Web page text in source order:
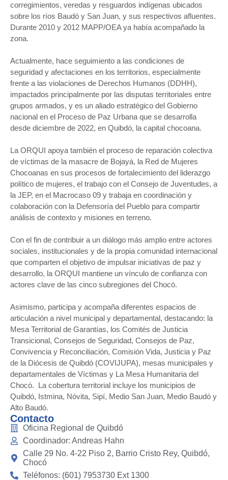
corregimientos, veredas y resguardos indígenas ubicados
sobre los ríos Baudó y San Juan, y sus respectivos afluentes.
Durante 2010 y 2012 MAPP/OEA ya había acompañado la
zona.
Actualmente, hace seguimiento a las condiciones de
seguridad y afectaciones en los territorios, especialmente
frente a las violaciones de Derechos Humanos (DDHH),
impactados principalmente por las disputas territoriales entre
grupos armados, y es un aliado estratégico del Gobierno
nacional en el Proceso de Paz Urbana que se desarrolla
desde diciembre de 2022, en Quibdó, la capital chocoana.
La ORQUI apoya también el proceso de reparación colectiva
de víctimas de la masacre de Bojayá, la Red de Mujeres
Chocoanas en sus procesos de fortalecimiento del liderazgo
político de mujeres, el trabajo con el Consejo de Juventudes, a
la JEP, en el Macrocaso 09 y trabaja en coordinación y
colaboración con la Defensoría del Pueblo para compartir
análisis de contexto y misiones en terreno.
Con el fin de contribuir a un diálogo más amplio entre actores
sociales, institucionales y de la propia comunidad internacional
que comparten el objetivo de impulsar iniciativas de paz y
desarrollo, la ORQUI mantiene un vínculo de confianza con
actores clave de las cinco subregiones del Chocó.
Asimismo, participa y acompaña diferentes espacios de
articulación a nivel municipal y departamental, destacando: la
Mesa Territorial de Garantías, los Comités de Justicia
Transicional, Consejos de Seguridad, Consejos de Paz,
Convivencia y Reconciliación, Comisión Vida, Justicia y Paz
de la Diócesis de Quibdó (COVIJUPA), mesas municipales y
departamentales de Víctimas y La Mesa Humanitaria del
Chocó. La cobertura territorial incluye los municipios de
Quibdó, Istmina, Nóvita, Sipí, Medio San Juan, Medio Baudó y
Alto Baudó.
Contacto
Oficina Regional de Quibdó
Coordinador: Andreas Hahn
Calle 29 No. 4-22 Piso 2, Barrio Cristo Rey, Quibdó,
Chocó
Teléfonos: (601) 7953730 Ext 1300